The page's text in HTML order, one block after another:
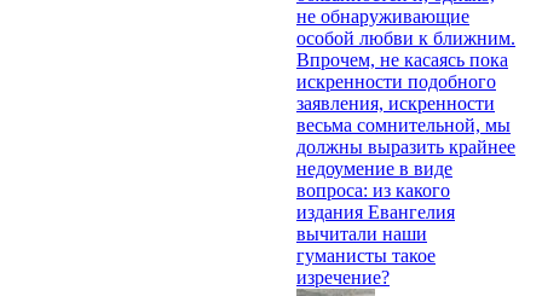
не обнаруживающие
особой любви к ближним.
Впрочем, не касаясь пока
искренности подобного
заявления, искренности
весьма сомнительной, мы
должны выразить крайнее
недоумение в виде
вопроса: из какого
издания Евангелия
вычитали наши
гуманисты такое
изречение?